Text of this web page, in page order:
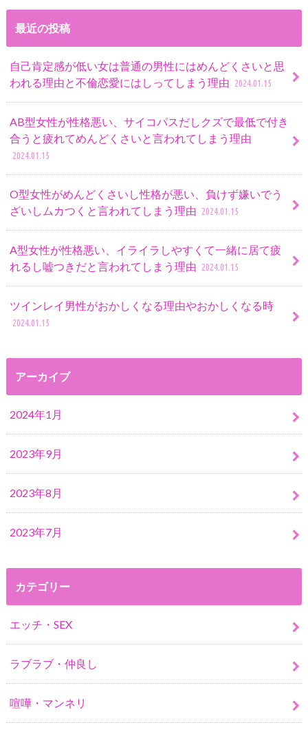
最近の投稿
自己肯定感が低い女は普通の男性にはめんどくさいと思
われる理由と不倫恋愛にはしってしまう理由 2024.01.15
AB型女性が性格悪い、サイコパスだしクズで最低で付き
合うと疲れてめんどくさいと言われてしまう理由
2024.01.15
O型女性がめんどくさいし性格が悪い、負けず嫌いでう
ざいしムカつくと言われてしまう理由 2024.01.15
A型女性が性格悪い、イライラしやすくて一緒に居て疲
れるし嘘つきだと言われてしまう理由 2024.01.15
ツインレイ男性がおかしくなる理由やおかしくなる時
2024.01.15
アーカイブ
2024年1月
2023年9月
2023年8月
2023年7月
カテゴリー
エッチ・SEX
ラブラブ・仲良し
喧嘩・マンネリ